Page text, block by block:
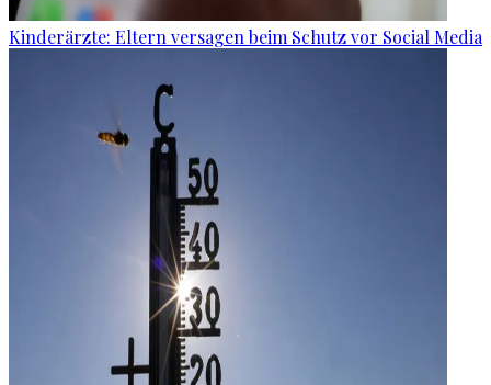
Kinderärzte: Eltern versagen beim Schutz vor Social Media